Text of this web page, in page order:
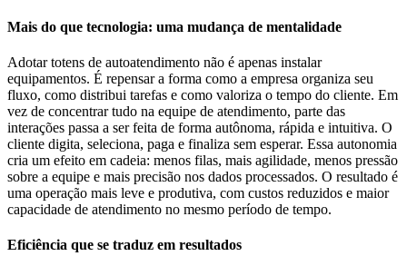
Mais do que tecnologia: uma mudança de mentalidade
Adotar totens de autoatendimento não é apenas instalar
equipamentos. É repensar a forma como a empresa organiza seu
fluxo, como distribui tarefas e como valoriza o tempo do cliente. Em
vez de concentrar tudo na equipe de atendimento, parte das
interações passa a ser feita de forma autônoma, rápida e intuitiva. O
cliente digita, seleciona, paga e finaliza sem esperar. Essa autonomia
cria um efeito em cadeia: menos filas, mais agilidade, menos pressão
sobre a equipe e mais precisão nos dados processados. O resultado é
uma operação mais leve e produtiva, com custos reduzidos e maior
capacidade de atendimento no mesmo período de tempo.
Eficiência que se traduz em resultados